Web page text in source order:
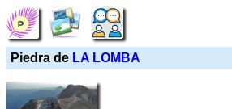
Piedra de LA LOMBA